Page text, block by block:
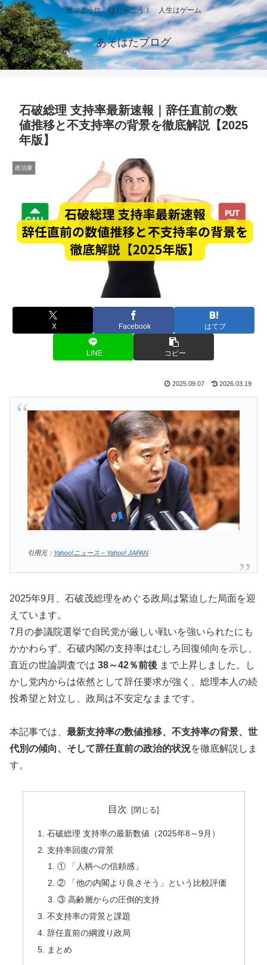
遊ぶように、はたらこう！ 人生はゲーム
あそはたブログ
石破総理 支持率最新速報｜辞任直前の数
値推移と不支持率の背景を徹底解説【2025
年版】
政治家
X Facebook はてブ
LINE コピー
2025.09.07 2026.03.19
引用元： Yahoo!ニュース – Yahoo! JAPAN
2025年9月、石破茂総理をめぐる政局は緊迫した局面を迎
えています。
7月の参議院選挙で自民党が厳しい戦いを強いられたにも
かかわらず、石破内閣の支持率はむしろ回復傾向を示し、
直近の世論調査では 38～42％前後 まで上昇しました。し
かし党内からは依然として辞任要求が強く、総理本人の続
投希望と対立し、政局は不安定なままです。
本記事では、 最新支持率の数値推移、不支持率の背景、世
代別の傾向、そして辞任直前の政治的状況を徹底解説しま
す。
目次
石破総理 支持率の最新数値（2025年8～9月）
支持率回復の背景
① 「人柄への信頼感」
② 「他の内閣より良さそう」という比較評価
③ 高齢層からの圧倒的支持
不支持率の背景と課題
辞任直前の綱渡り政局
まとめ